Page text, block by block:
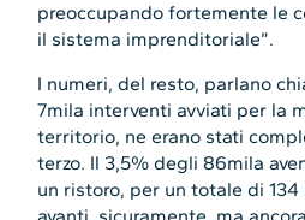
preoccupando fortemente le
il sistema imprenditoriale”.
I numeri, del resto, parlano
7mila interventi avviati per la
territorio, ne erano stati
terzo. Il 3,5% degli 86mila
un ristoro, per un totale di 134
avanti, sicuramente, ma